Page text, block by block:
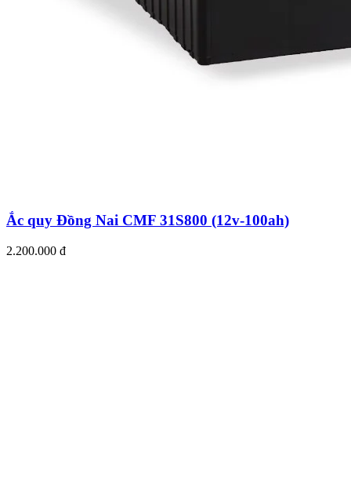
Ắc quy Đồng Nai CMF 31S800 (12v-100ah)
2.200.000 đ